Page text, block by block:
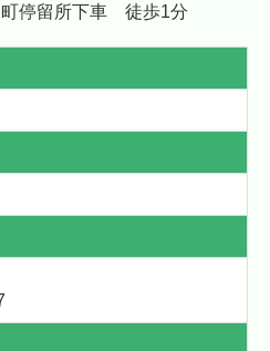
停留所下車 徒歩1分